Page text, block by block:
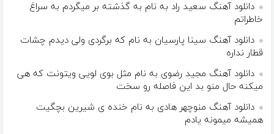
دانلود آهنگ سعید راد به نام به گذشته بر میگردم به سراغ
خاطراتم
دانلود آهنگ سینا پارسیان به نام که برگردی ولی دیدم چشات
قطار نداره
دانلود آهنگ مجید رضوی به نام مثل بوی لویی ویتونت که هی
میکنه حال منو بد این فاصله رو سخت
دانلود آهنگ منوچهر هادی به نام خنده ی شیرین بچگیت
همیشه میمونه یادم